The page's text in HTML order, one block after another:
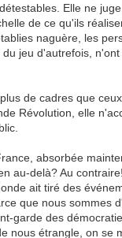
Elle ne
de ce qu'ils
naguère, les
jeu d'autrefois,
de cadres que
Révolution, elle
absorbée
au-delà? Au
ait tiré des
que nous sommes
garde des
nous étrangle, on se